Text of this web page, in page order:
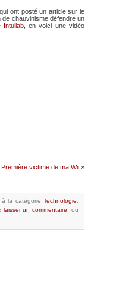
ont posté un article sur le
de chauvinisme défendre un
Intuilab, en voici une vidéo
Première victime de ma Wii »
la catégorie Technologie
laisser un commentaire
, ou